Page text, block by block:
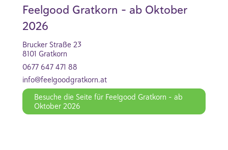
Feelgood Gratkorn - ab Oktober
2026
Brucker Straße 23
8101 Gratkorn
0677 647 471 88
info@feelgoodgratkorn.at
Besuche die Seite für Feelgood Gratkorn - ab
Oktober 2026